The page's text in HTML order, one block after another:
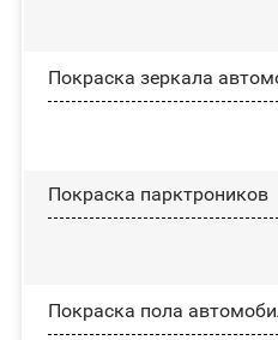
Покраска зеркала
Покраска парктроников
Покраска пола